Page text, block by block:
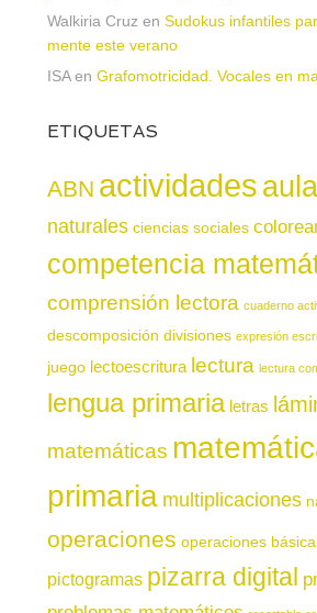
Walkiria Cruz en Sudokus infantiles
mente este verano
ISAen Grafomotricidad. Vocales en
ETIQUETAS
ABN actividadesaula
naturales ciencias sociales
competencia
comprensión lectora cuaderno
descomposición divisiones expresión
juego lectoescritura lectura lectura
lengua primaria letras
matemáticas
primaria multiplicaciones
operaciones operaciones
pictogramas pizarra digital